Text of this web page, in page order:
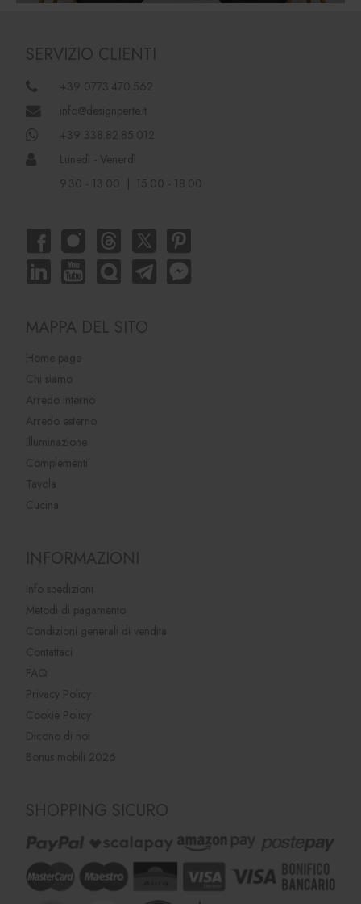
SERVIZIO CLIENTI
+39 0773.470.562
info@designperte.it
+39 338.82.85.012
Lunedì - Venerdì
9.30 - 13.00 | 15.00 - 18.00
MAPPA DEL SITO
Home page
Chi siamo
Arredo interno
Arredo esterno
Illuminazione
Complementi
Tavola
Cucina
INFORMAZIONI
Info spedizioni
Metodi di pagamento
Condizioni generali di vendita
Contattaci
FAQ
Privacy Policy
Cookie Policy
Dicono di noi
Bonus mobili 2026
SHOPPING SICURO